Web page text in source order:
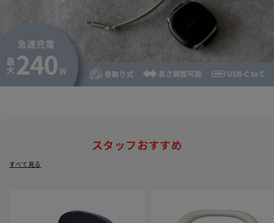
スタッフおすすめ
すべて見る